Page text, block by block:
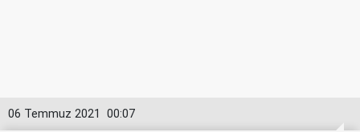
00:07
06 Temmuz 2021